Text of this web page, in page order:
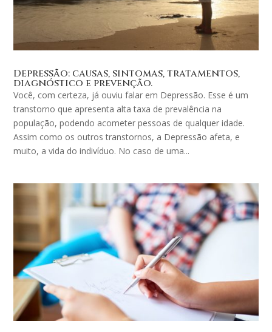
Depressão: causas, sintomas, tratamentos,
diagnóstico e prevenção.
Você, com certeza, já ouviu falar em Depressão. Esse é um
transtorno que apresenta alta taxa de prevalência na
população, podendo acometer pessoas de qualquer idade.
Assim como os outros transtornos, a Depressão afeta, e
muito, a vida do indivíduo. No caso de uma...